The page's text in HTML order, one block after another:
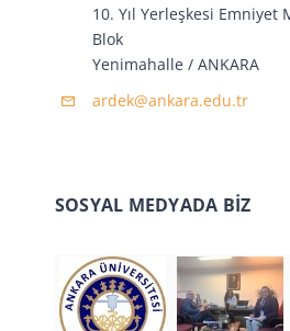
10. Yıl Yerleşkesi Emniyet
Blok
Yenimahalle / ANKARA
ardek@ankara.edu.tr
SOSYAL MEDYADA BİZ